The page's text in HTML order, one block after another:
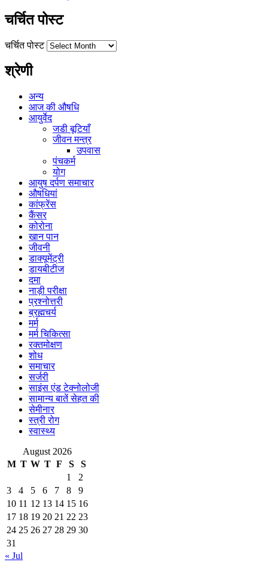
चर्चित पोस्ट
चर्चित पोस्ट
श्रेणी
अन्य
आज की औषधि
आयुर्वेद
जडी बूटियाँ
जीवन मन्त्र
उपवास
पंचकर्म
योग
आयुष दर्पण समाचार
औषधियां
कांफ्रेंस
कैंसर
कोरोना
खान पान
जीवनी
डाक्यूमेंट्री
डायबीटीज
दमा
नाड़ी परीक्षा
प्रश्नोत्तरी
ब्रह्मचर्य
मर्म
मर्म चिकित्सा
रक्तमोक्षण
शोध
समाचार
सर्जरी
साइंस एंड टेक्नोलोजी
सामान्य बातें सेहत की
सेमीनार
स्त्री रोग
स्वास्थ्य
August 2026
M T W T F S
S
1
2
3
4 5 6 7 8
9
10 11 12 13 14 15 16
17 18 19 20 21 22 23
24 25 26 27 28 29 30
31
« Jul